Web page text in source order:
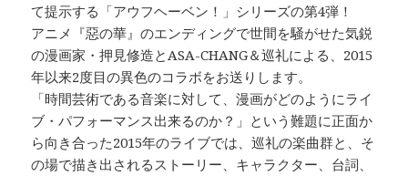
て提示する「アウフヘーベン！」シリーズの第4弾！
アニメ『惡の華』のエンディングで世間を騒がせた気鋭
の漫画家・押見修造とASA-CHANG＆巡礼による、2015
年以来2度目の異色のコラボをお送りします。
「時間芸術である音楽に対して、漫画がどのようにライ
ブ・パフォーマンス出来るのか？」という難題に正面か
ら向き合った2015年のライブでは、巡礼の楽曲群と、そ
の場で描き出されるストーリー、キャラクター、台詞、